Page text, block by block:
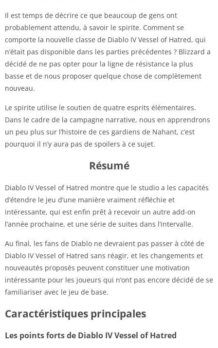
Il est temps de décrire ce que beaucoup de gens ont
probablement attendu, à savoir le spirite. Comment se
comporte la nouvelle classe de Diablo IV Vessel of Hatred, qui
n’était pas disponible dans les parties précédentes ? Blizzard a
décidé de ne pas opter pour la ligne de résistance la plus
basse et de nous proposer quelque chose de complètement
nouveau.
Le spirite utilise le soutien de quatre esprits élémentaires.
Dans le cadre de la campagne narrative, nous en apprendrons
un peu plus sur l’histoire de ces gardiens de Nahant, c’est
pourquoi il n’y aura pas de spoilers à ce sujet.
Résumé
Diablo IV Vessel of Hatred montre que le studio a les capacités
d’étendre le jeu d’une manière vraiment réfléchie et
intéressante, qui est enfin prêt à recevoir un autre add-on
l’année prochaine, et une série de suites dans l’intervalle.
Au final, les fans de Diablo ne devraient pas passer à côté de
Diablo IV Vessel of Hatred sans réagir, et les changements et
nouveautés proposés peuvent constituer une motivation
intéressante pour les joueurs qui n’ont pas encore décidé de se
familiariser avec le jeu de base.
Caractéristiques principales
Les points forts de Diablo IV Vessel of Hatred